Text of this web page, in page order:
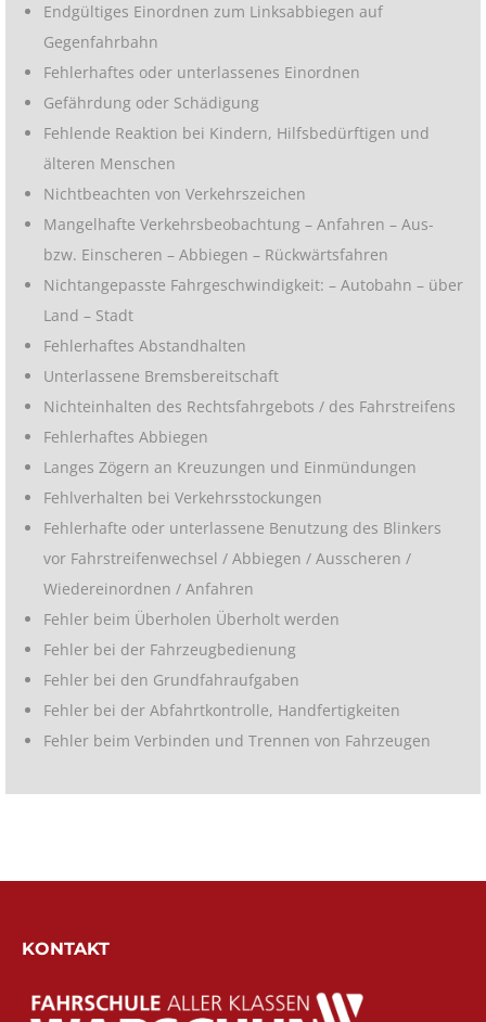
Endgültiges Einordnen zum Linksabbiegen auf
Gegenfahrbahn
Fehlerhaftes oder unterlassenes Einordnen
Gefährdung oder Schädigung
Fehlende Reaktion bei Kindern, Hilfsbedürftigen und
älteren Menschen
Nichtbeachten von Verkehrszeichen
Mangelhafte Verkehrsbeobachtung – Anfahren – Aus-
bzw. Einscheren – Abbiegen – Rückwärtsfahren
Nichtangepasste Fahrgeschwindigkeit: – Autobahn – über
Land – Stadt
Fehlerhaftes Abstandhalten
Unterlassene Bremsbereitschaft
Nichteinhalten des Rechtsfahrgebots / des Fahrstreifens
Fehlerhaftes Abbiegen
Langes Zögern an Kreuzungen und Einmündungen
Fehlverhalten bei Verkehrsstockungen
Fehlerhafte oder unterlassene Benutzung des Blinkers
vor Fahrstreifenwechsel / Abbiegen / Ausscheren /
Wiedereinordnen / Anfahren
Fehler beim Überholen Überholt werden
Fehler bei der Fahrzeugbedienung
Fehler bei den Grundfahraufgaben
Fehler bei der Abfahrtkontrolle, Handfertigkeiten
Fehler beim Verbinden und Trennen von Fahrzeugen
KONTAKT